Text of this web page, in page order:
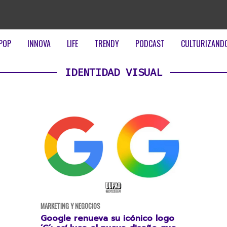
INNOVA LIFE TRENDY PODCAST
IDENTIDAD VISUAL
MARKETING Y NEGOCIOS
Google renueva su icónico logo